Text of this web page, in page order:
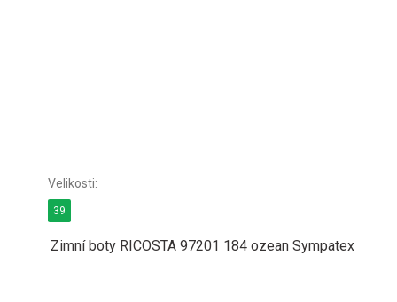
Zimní boty RICOSTA 97201 184 ozean Sympatex
39